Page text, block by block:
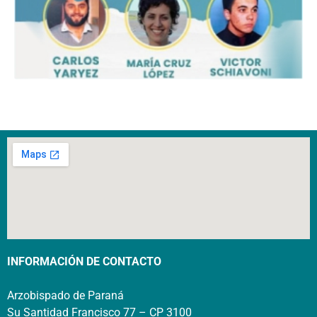
INFORMACIÓN DE CONTACTO
Arzobispado de Paraná
Su Santidad Francisco 77 – CP 3100